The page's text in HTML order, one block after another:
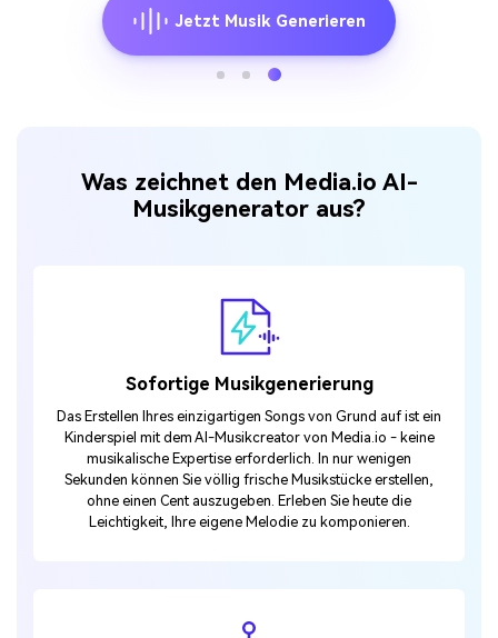
Jetzt Musik Generieren
Was zeichnet den Media.io AI-
Musikgenerator aus?
Sofortige Musikgenerierung
Das Erstellen Ihres einzigartigen Songs von Grund auf ist ein
Kinderspiel mit dem AI-Musikcreator von Media.io - keine
musikalische Expertise erforderlich. In nur wenigen
Sekunden können Sie völlig frische Musikstücke erstellen,
ohne einen Cent auszugeben. Erleben Sie heute die
Leichtigkeit, Ihre eigene Melodie zu komponieren.